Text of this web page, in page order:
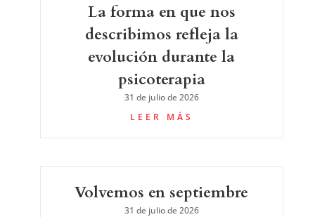
La forma en que nos
describimos refleja la
evolución durante la
psicoterapia
31 de julio de 2026
LEER MÁS
Volvemos en septiembre
31 de julio de 2026